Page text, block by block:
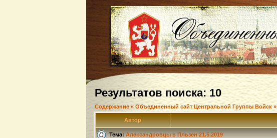
Результатов поиска: 10
Содержание « Объединенный сайт Центральной Группы Войск »
Автор
Тема:Александровцы в Пльзен 21.5.2019